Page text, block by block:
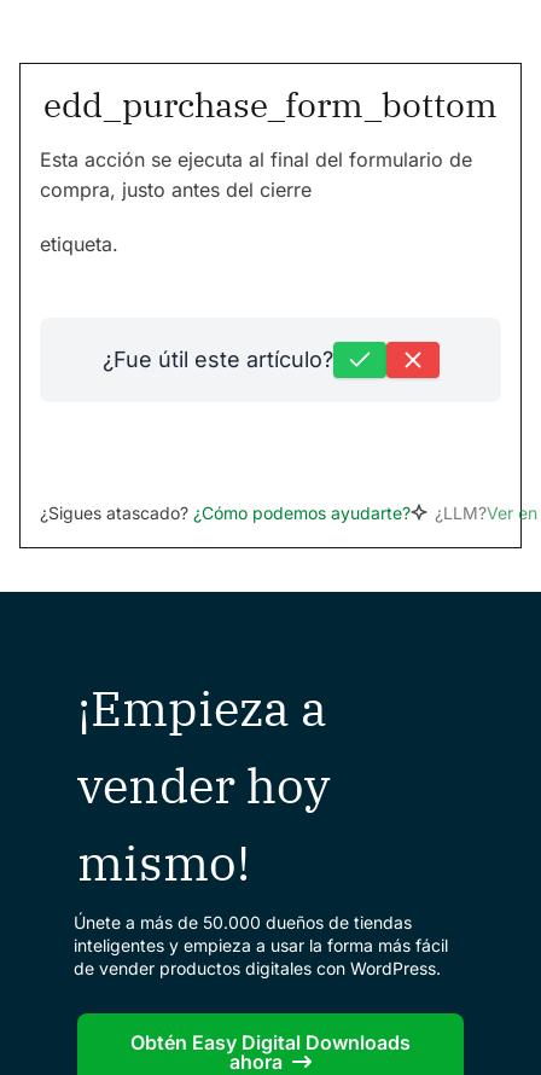
edd_purchase_form_bottom
Esta acción se ejecuta al final del formulario de
compra, justo antes del cierre
etiqueta.
¿Fue útil este artículo?
¿Sigues atascado? ¿Cómo podemos ayudarte? ¿LLM?Ver
¡Empieza a
vender hoy
mismo!
Únete a más de 50.000 dueños de tiendas
inteligentes y empieza a usar la forma más fácil
de vender productos digitales con WordPress.
Obtén Easy Digital Downloads
ahora